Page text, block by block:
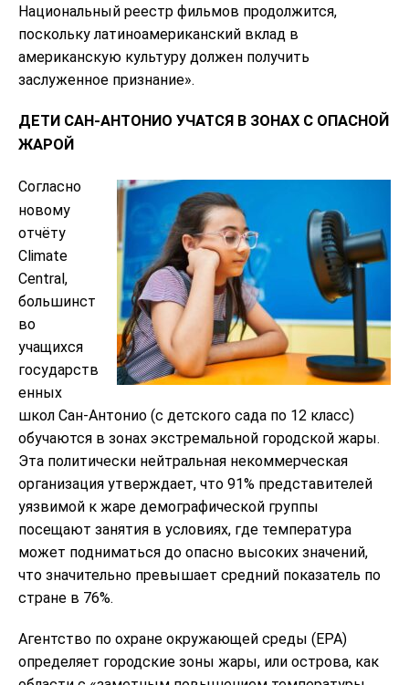
Национальный реестр фильмов продолжится,
поскольку латиноамериканский вклад в
американскую культуру должен получить
заслуженное признание».
ДЕТИ САН-АНТОНИО УЧАТСЯ В ЗОНАХ С ОПАСНОЙ
ЖАРОЙ
Согласно
новому
отчёту
Climate
Central,
большинст
во
учащихся
государств
енных
школ Сан-Антонио (с детского сада по 12 класс)
обучаются в зонах экстремальной городской жары.
Эта политически нейтральная некоммерческая
организация утверждает, что 91% представителей
уязвимой к жаре демографической группы
посещают занятия в условиях, где температура
может подниматься до опасно высоких значений,
что значительно превышает средний показатель по
стране в 76%.
Агентство по охране окружающей среды (EPA)
определяет городские зоны жары, или острова, как